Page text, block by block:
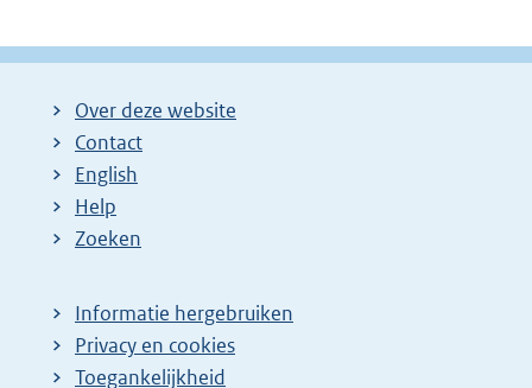
Over deze website
Contact
English
Help
Zoeken
Informatie hergebruiken
Privacy en cookies
Toegankelijkheid